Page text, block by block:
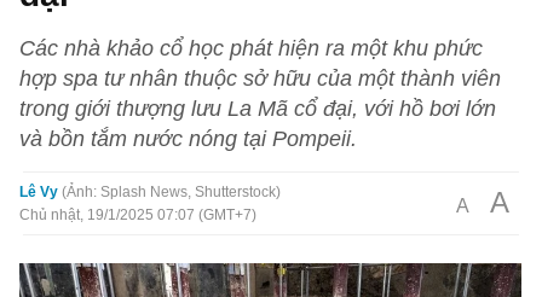
Các nhà khảo cổ học phát hiện ra một khu phức
hợp spa tư nhân thuộc sở hữu của một thành viên
trong giới thượng lưu La Mã cổ đại, với hồ bơi lớn
và bồn tắm nước nóng tại Pompeii.
Lê Vy Ảnh: Splash News, Shutterstock
Chủ nhật, 19/1/2025 07:07 (GMT+7)
A A